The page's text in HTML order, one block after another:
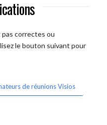
correctes ou
le bouton suivant pour
de réunions Visios